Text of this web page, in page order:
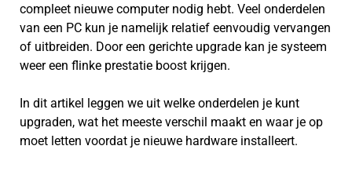
compleet nieuwe computer nodig hebt. Veel onderdelen
van een PC kun je namelijk relatief eenvoudig vervangen
of uitbreiden. Door een gerichte upgrade kan je systeem
weer een flinke prestatie boost krijgen.
In dit artikel leggen we uit welke onderdelen je kunt
upgraden, wat het meeste verschil maakt en waar je op
moet letten voordat je nieuwe hardware installeert.